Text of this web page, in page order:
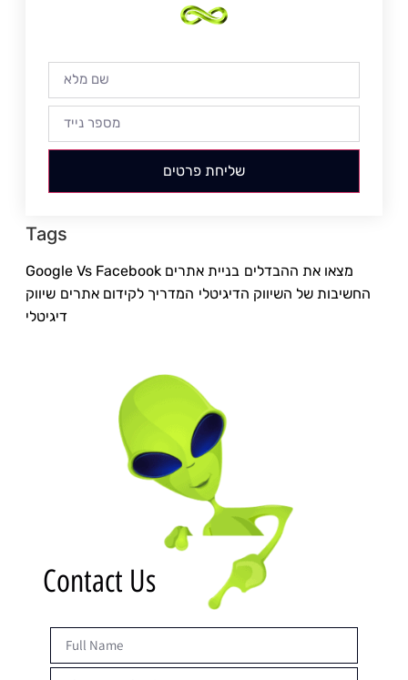
שליחת פרטים
Tags
Google Vs Facebook מצאו את ההבדלים בניית אתרים
החשיבות של השיווק הדיגיטלי המדריך לקידום אתרים שיווק
דיגיטלי
Contact Us